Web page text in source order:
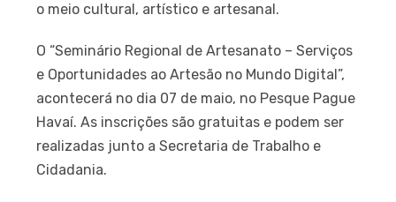
o meio cultural, artístico e artesanal.
O “Seminário Regional de Artesanato – Serviços
e Oportunidades ao Artesão no Mundo Digital”,
acontecerá no dia 07 de maio, no Pesque Pague
Havaí. As inscrições são gratuitas e podem ser
realizadas junto a Secretaria de Trabalho e
Cidadania.